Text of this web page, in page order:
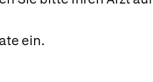
ein.